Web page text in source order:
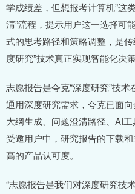
学成绩差，但想报考计算机”这
清”流程，提示用户这一选择可
式的思考路径和策略调整，是
度研究”技术真正实现智能化决
志愿报告是夸克“深度研究”技
通用深度研究需求，夸克已面
大纲生成、问题澄清路径、AI
受邀用户中，研究报告的下载
高的产品认可度。
“志愿报告是我们对深度研究技